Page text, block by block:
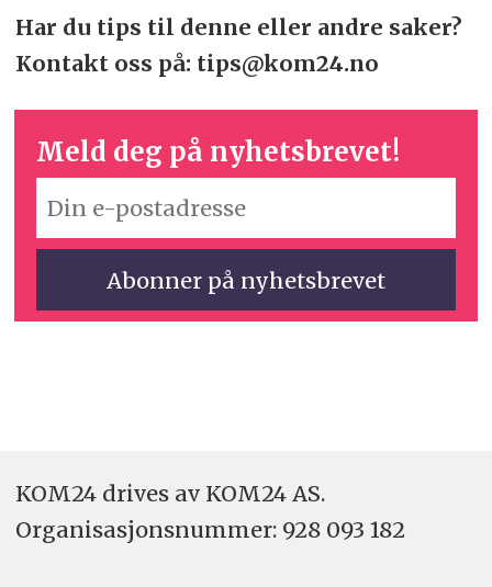
Har du tips til denne eller andre saker?
Kontakt oss på: tips@kom24.no
Meld deg på nyhetsbrevet!
KOM24 drives av KOM24 AS.
Organisasjons­nummer: 928 093 182